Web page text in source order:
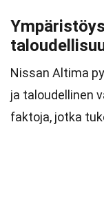
Nissan Altima
ja taloudellinen
faktoja, jotka